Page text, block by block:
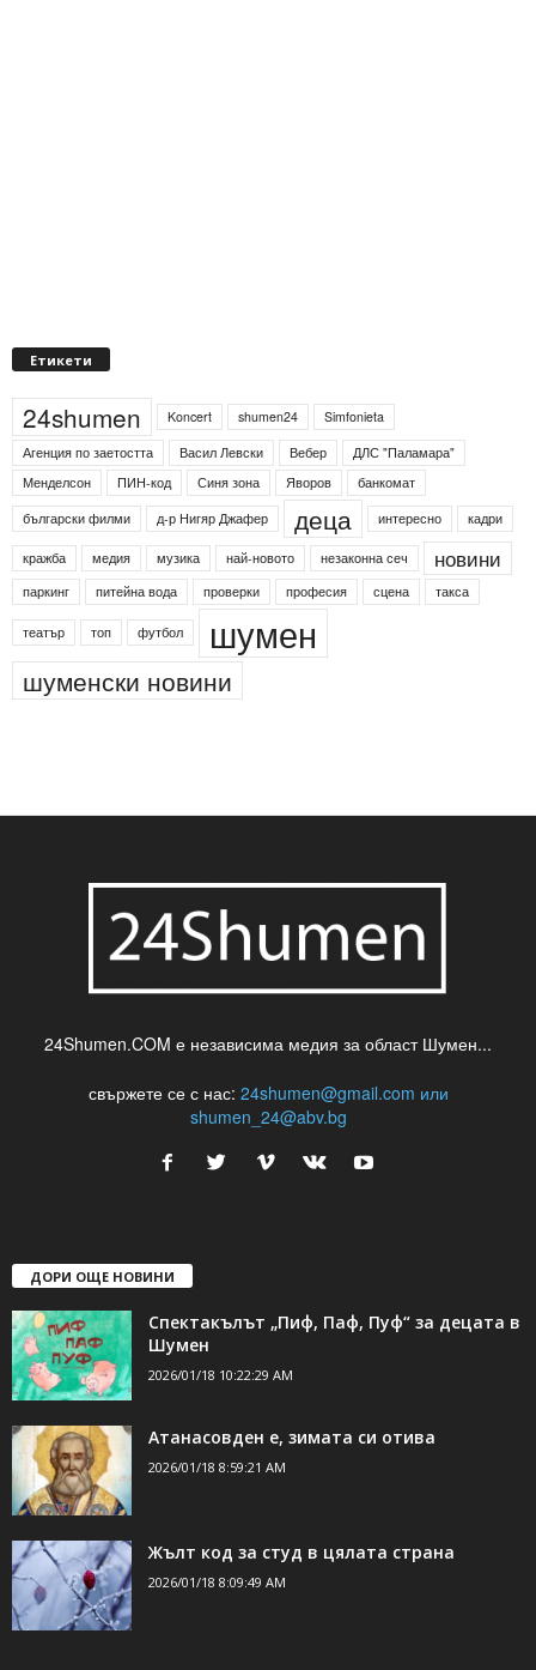
Етикети
24shumen Koncert shumen24
Simfonieta
Агенция по заетостта
Васил Левски Вебер
ДЛС "Паламара"
Менделсон
ПИН-код Синя зона Яворов
банкомат
български филми
д-р Нигяр Джафер деца интересно кадри
кражба медия музика най-новото незаконна сеч новини
паркинг питейна вода проверки професия сцена такса
театър топ футбол шумен
шуменски новини
24Shumen.COM е независима медия за област Шумен...
свържете се с нас: 24shumen@gmail.com или
shumen_24@abv.bg
ДОРИ ОЩЕ НОВИНИ
Спектакълът „Пиф, Паф, Пуф“ за децата в
Шумен
2026/01/18 10:22:29 AM
Атанасовден е, зимата си отива
2026/01/18 8:59:21 AM
Жълт код за студ в цялата страна
2026/01/18 8:09:49 AM